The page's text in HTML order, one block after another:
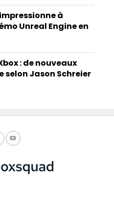
à
Unreal Engine en
: de nouveaux
selon Jason Schreier